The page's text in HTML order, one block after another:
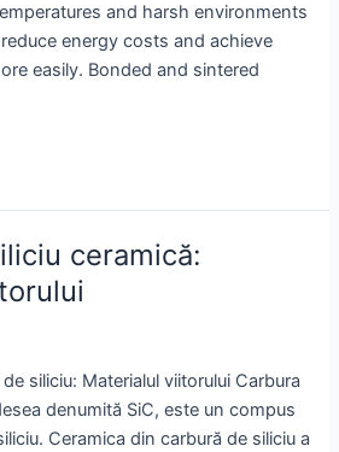
and harsh environments
energy costs and achieve
easily. Bonded and sintered
ceramică:
siliciu: Materialul viitorului Carbura
denumită SiC, este un compus
Ceramica din carbură de siliciu a